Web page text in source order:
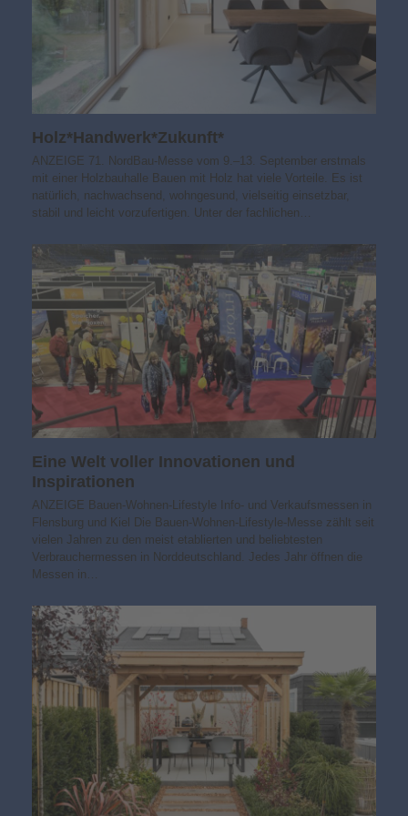
Holz*Handwerk*Zukunft*
ANZEIGE 71. NordBau-Messe vom 9.–13. September erstmals
mit einer Holzbauhalle Bauen mit Holz hat viele Vorteile. Es ist
natürlich, nachwachsend, wohngesund, vielseitig einsetzbar,
stabil und leicht vorzufertigen. Unter der fachlichen…
Eine Welt voller Innovationen und
Inspirationen
ANZEIGE Bauen-Wohnen-Lifestyle Info- und Verkaufsmessen in
Flensburg und Kiel Die Bauen-Wohnen-Lifestyle-Messe zählt seit
vielen Jahren zu den meist etablierten und beliebtesten
Verbrauchermessen in Norddeutschland. Jedes Jahr öffnen die
Messen in…